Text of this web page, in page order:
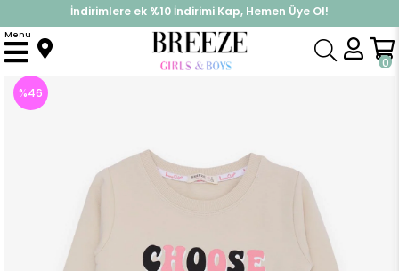
%30 Sepette Yaz İndirimi, Hemen Al!
İndirimlere ek %10 İndirimi Kap, Hemen Üye Ol!
0
Menu
Anasayfa Tunik Kız Çocuk Tunik Mutluluk Temalı Yazı Baskılı Bej (8 Yaş)
%46